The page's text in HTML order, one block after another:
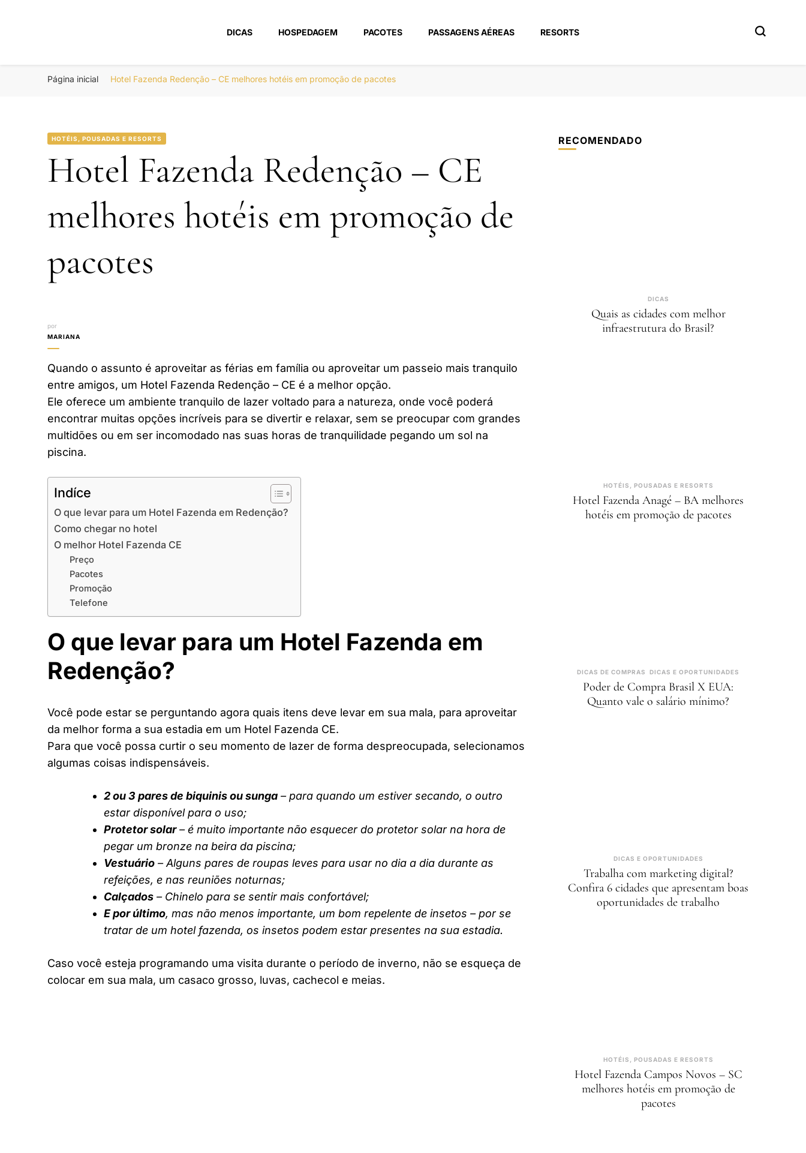
Portal Boa Viagem
DICAS HOSPEDAGEM PACOTES PASSAGENS AÉREAS RESORTS
Página inicial Hotel Fazenda Redenção – CE melhores hotéis em promoção de pacotes
HOTÉIS, POUSADAS E RESORTS
Hotel Fazenda Redenção – CE
melhores hotéis em promoção de
pacotes
por
MARIANA
Quando o assunto é aproveitar as férias em família ou aproveitar um passeio mais tranquilo
entre amigos, um Hotel Fazenda Redenção – CE é a melhor opção.
Ele oferece um ambiente tranquilo de lazer voltado para a natureza, onde você poderá
encontrar muitas opções incríveis para se divertir e relaxar, sem se preocupar com grandes
multidões ou em ser incomodado nas suas horas de tranquilidade pegando um sol na
piscina.
Indíce
O que levar para um Hotel Fazenda em Redenção?
Como chegar no hotel
O melhor Hotel Fazenda CE
Preço
Pacotes
Promoção
Telefone
O que levar para um Hotel Fazenda em
Redenção?
Você pode estar se perguntando agora quais itens deve levar em sua mala, para aproveitar
da melhor forma a sua estadia em um Hotel Fazenda CE.
Para que você possa curtir o seu momento de lazer de forma despreocupada, selecionamos
algumas coisas indispensáveis.
2 ou 3 pares de biquinis ou sunga – para quando um estiver secando, o outro
estar disponível para o uso;
Protetor solar– é muito importante não esquecer do protetor solar na hora de
pegar um bronze na beira da piscina;
Vestuário – Alguns pares de roupas leves para usar no dia a dia durante as
refeições, e nas reuniões noturnas;
Calçados – Chinelo para se sentir mais confortável;
E por último, mas não menos importante, um bom repelente de insetos – por se
tratar de um hotel fazenda, os insetos podem estar presentes na sua estadia.
Caso você esteja programando uma visita durante o período de inverno, não se esqueça de
colocar em sua mala, um casaco grosso, luvas, cachecol e meias.
RECOMENDADO
DICAS
Quais as cidades com melhor
infraestrutura do Brasil?
HOTÉIS, POUSADAS E RESORTS
Hotel Fazenda Anagé – BA melhores
hotéis em promoção de pacotes
DICAS DE COMPRAS DICAS E OPORTUNIDADES
Poder de Compra Brasil X EUA:
Quanto vale o salário mínimo?
DICAS E OPORTUNIDADES
Trabalha com marketing digital?
Confira 6 cidades que apresentam boas
oportunidades de trabalho
HOTÉIS, POUSADAS E RESORTS
Hotel Fazenda Campos Novos – SC
melhores hotéis em promoção de
pacotes